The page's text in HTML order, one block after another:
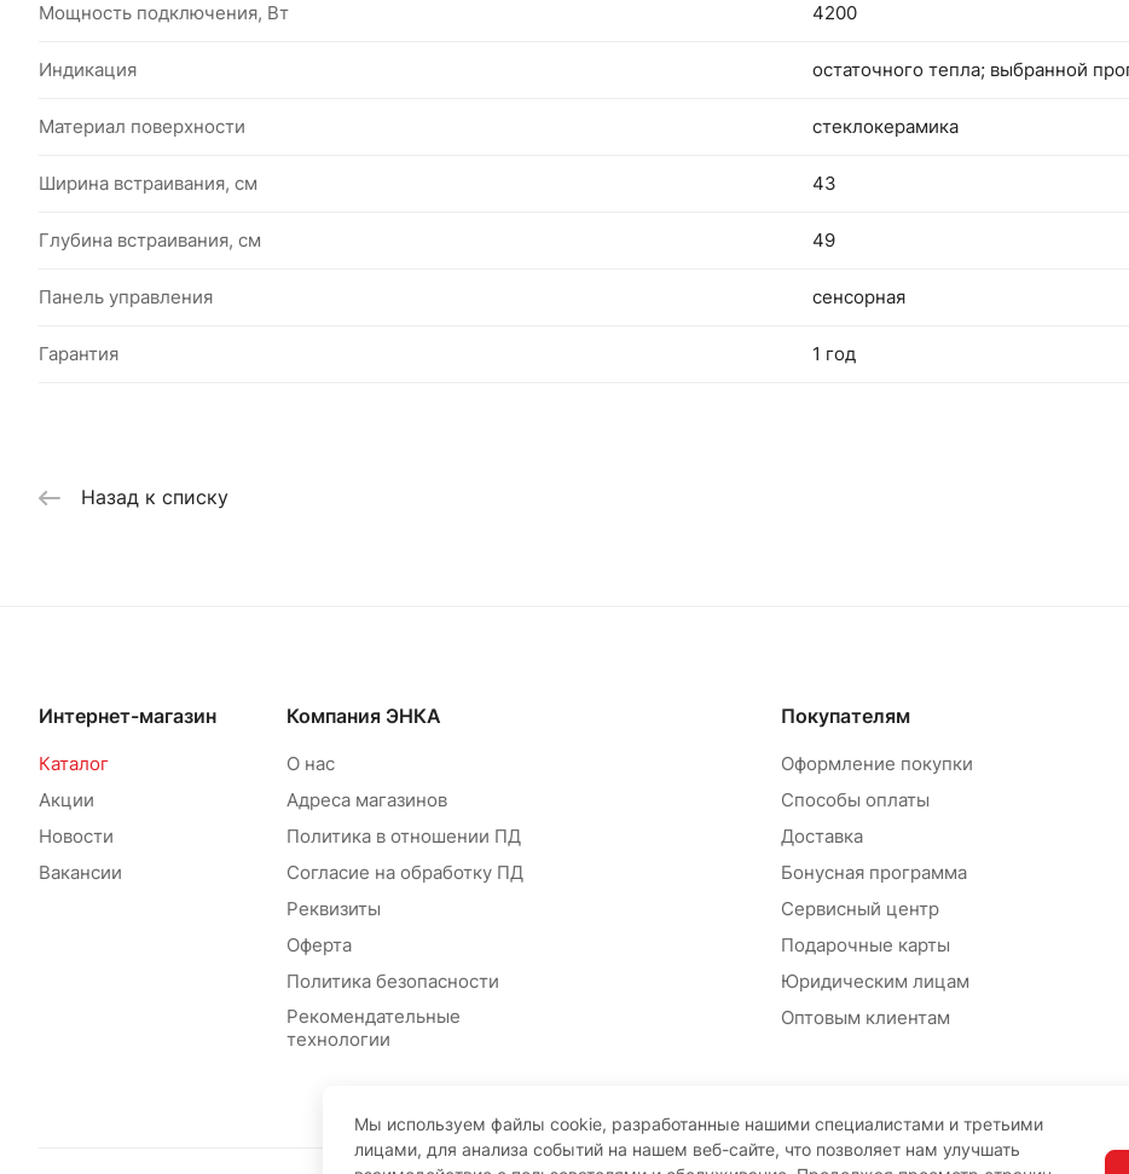
Мощность подключения, Вт 4200
Индикация остаточного тепла; выбранной
Материал поверхности стеклокерамика
Ширина встраивания, см 43
Глубина встраивания, см 49
Панель управления сенсорная
Гарантия 1 год
Назад к списку
Интернет-магазин
Каталог
Акции
Новости
Вакансии
Компания ЭНКА
О нас
Адреса магазинов
Политика в отношении ПД
Согласие на обработку ПД
Реквизиты
Оферта
Политика безопасности
Рекомендательные
технологии
Покупателям
Оформление покупки
Способы оплаты
Доставка
Бонусная программа
Сервисный центр
Подарочные карты
Юридическим лицам
Оптовым клиентам
Мы используем файлы cookie, разработанные нашими специалистами и третьими
лицами, для анализа событий на нашем веб-сайте, что позволяет нам улучшать